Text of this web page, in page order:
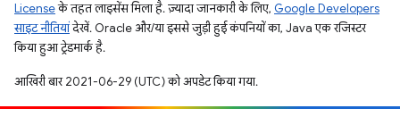
Licenseके तहत लाइसेंस मिला है. ज़्यादा जानकारी के लिए, Google Developers
साइट नीतियांदेखें. Oracle और/या इससे जुड़ी हुई कंपनियों का, Java एक रजिस्टर
किया हुआ ट्रेडमार्क है.
आखिरी बार 2021-06-29 (UTC) को अपडेट किया गया.